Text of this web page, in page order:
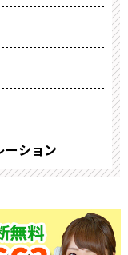
ション